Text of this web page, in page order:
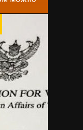
этого
можно
Вадим
мне с
приезда
в